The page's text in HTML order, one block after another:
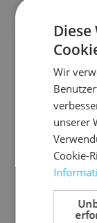
Wir
unserer
Cookie-